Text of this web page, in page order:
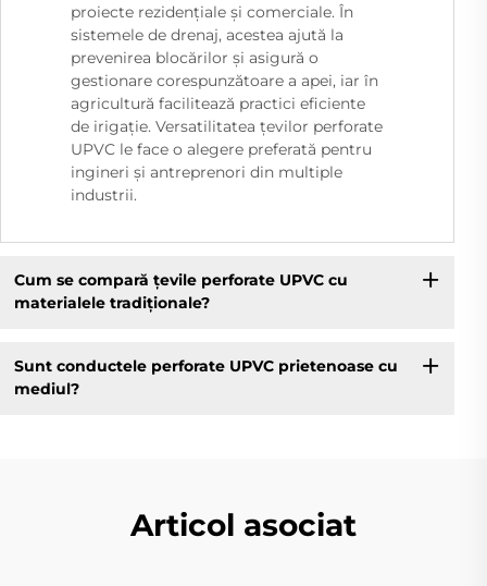
proiecte rezidențiale și comerciale. În
sistemele de drenaj, acestea ajută la
prevenirea blocărilor și asigură o
gestionare corespunzătoare a apei, iar în
agricultură facilitează practici eficiente
de irigație. Versatilitatea țevilor perforate
UPVC le face o alegere preferată pentru
ingineri și antreprenori din multiple
industrii.
Cum se compară țevile perforate UPVC cu
materialele tradiționale?
Sunt conductele perforate UPVC prietenoase cu
mediul?
Articol asociat